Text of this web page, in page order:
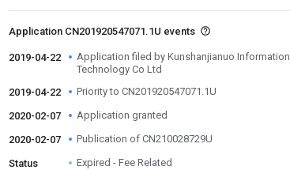
Application CN201920547071.1U events
2019-04-22
Application filed by Kunshanjianuo Information
Technology Co Ltd
2019-04-22
Priority to CN201920547071.1U
2020-02-07 Application granted
2020-02-07 Publication of CN210028729U
Status Expired - Fee Related